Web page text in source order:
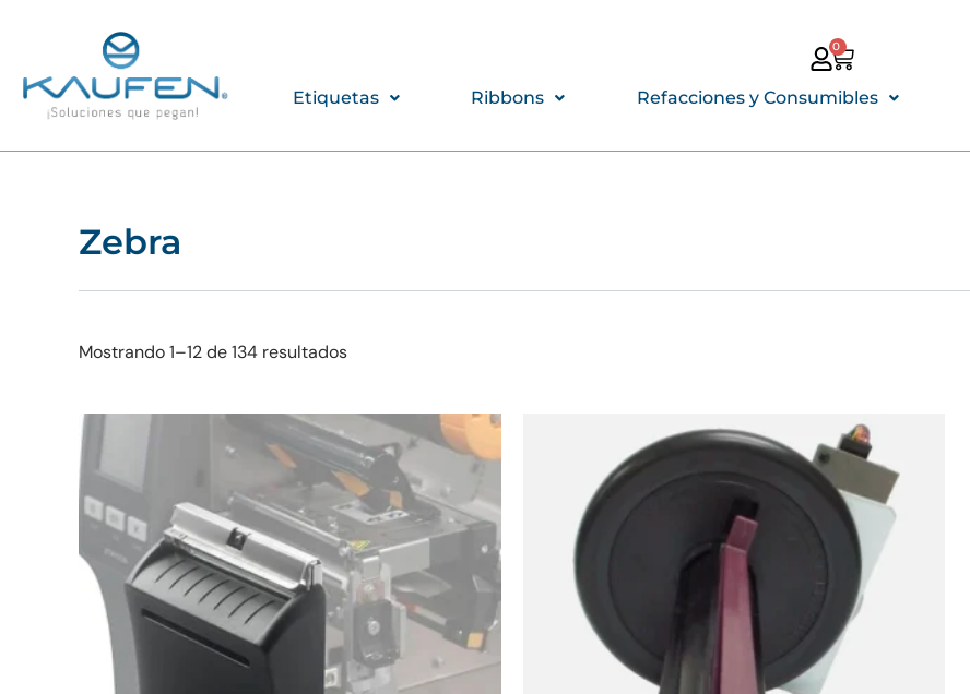
contenido
0
CARRITO
Etiquetas Ribbons Refacciones y Consumibles
Zebra
Mostrando 1–12 de 134 resultados